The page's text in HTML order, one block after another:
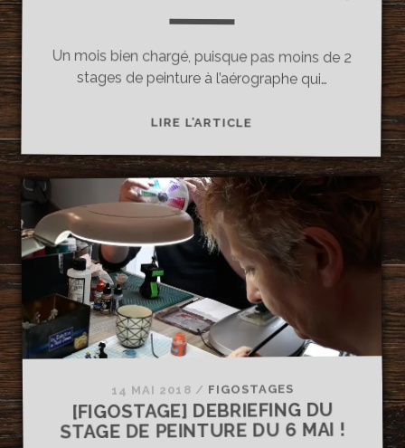
Un mois bien chargé, puisque pas moins de 2
stages de peinture à l’aérographe qui…
LIRE L’ARTICLE[FIGOSTAGE]
DU
STAGE
AÉROGRAPHE
DU
12
MAI
!
14 MAI 2018 / FIGOSTAGES
[FIGOSTAGE] DEBRIEFING DU
STAGE DE PEINTURE DU 6 MAI !